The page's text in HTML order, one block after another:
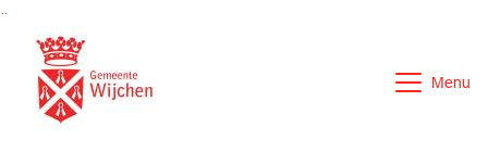
Ga naar de inhoud van deze pagina
Ga naar het zoeken
Ga naar het menu
Menu